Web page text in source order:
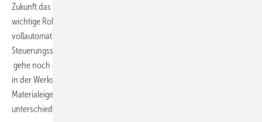
Zukunft das Wissen um die handwerkliche Blechbearbeitung eine
wichtige Rolle spielen wird. Trotz digitaler Arbeitsvorbereitung und
vollautomatischer Zeiterfassung. Trotz durchgängiger Planungs- und
Steuerungssoftware. Und trotz effektiver Laserschneidanlagen. Ich
gehe noch einen Schritt weiter und sage: Die modernste Ausstattung
in der Werkstatt ist sinnlos, wenn der Dachhandwerker grundlegende
Materialeigenschaften nicht kennt oder nicht weiß, wie sich die
unterschiedlichen Baumetalle beim Strecken und Stauchen verhalten.